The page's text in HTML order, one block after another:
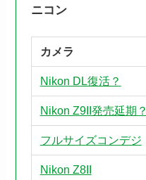
ニコン
カメラ
Nikon DL復活？
Nikon Z9II発売延期？
フルサイズコンデジ
Nikon Z8II